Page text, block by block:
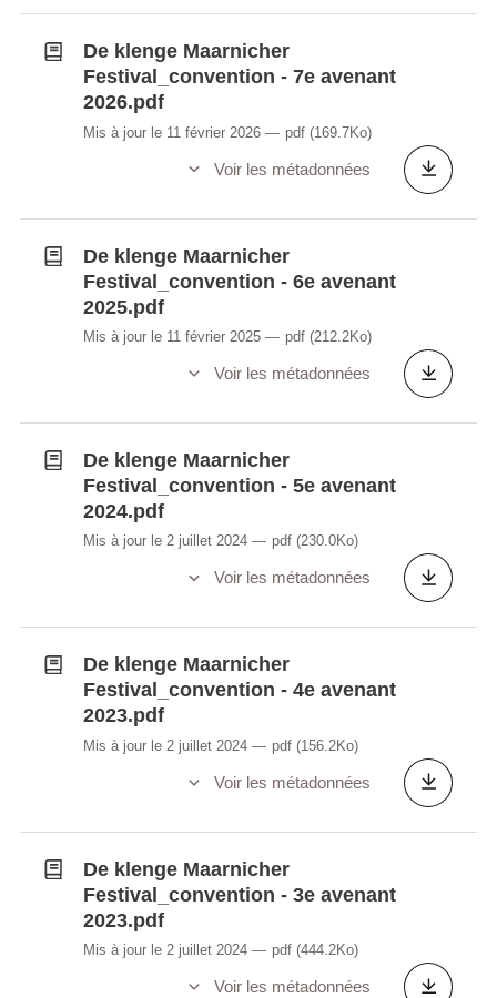
De klenge Maarnicher
Festival_convention - 7e avenant
2026.pdf
Mis à jour le 11 février 2026 pdf (169.7Ko)
Voir les métadonnées
De klenge Maarnicher
Festival_convention - 6e avenant
2025.pdf
Mis à jour le 11 février 2025 pdf (212.2Ko)
Voir les métadonnées
De klenge Maarnicher
Festival_convention - 5e avenant
2024.pdf
Mis à jour le 2 juillet 2024 pdf (230.0Ko)
Voir les métadonnées
De klenge Maarnicher
Festival_convention - 4e avenant
2023.pdf
Mis à jour le 2 juillet 2024 pdf (156.2Ko)
Voir les métadonnées
De klenge Maarnicher
Festival_convention - 3e avenant
2023.pdf
Mis à jour le 2 juillet 2024 pdf (444.2Ko)
Voir les métadonnées